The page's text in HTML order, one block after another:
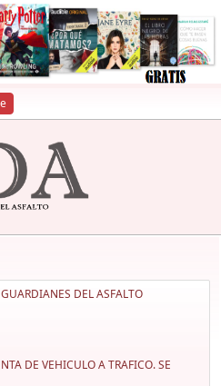
GUARDIANES DEL ASFALTO
DE VEHICULO A TRAFICO. SE